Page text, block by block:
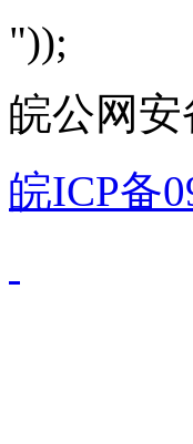
"));
皖公网安
皖ICP备